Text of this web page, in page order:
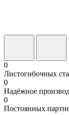
0
Листогибочных
0
Надёжное
0
Постоянных